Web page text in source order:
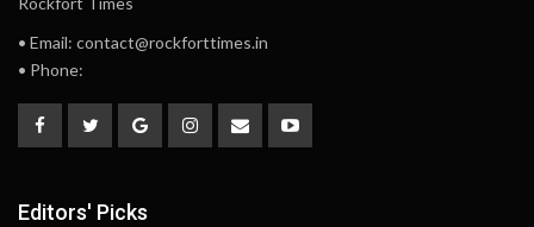
• Email: contact@rockforttimes.in
• Phone:
Editors' Picks